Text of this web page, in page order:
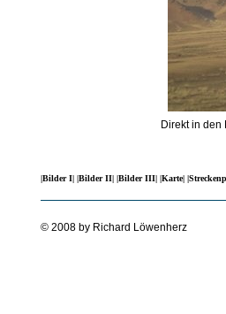
Direkt in
|Bilder I| |Bilder II| |Bilder III| |Karte|
© 2008 by Richard Löwenherz